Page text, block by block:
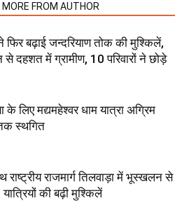
MORE FROM AUTHOR
फिर बढ़ाई जन्दरियाण तोक की मुश्किलें,
दहशत में ग्रामीण, 10 परिवारों ने छोड़े
के लिए मद्यमहेश्वर धाम यात्रा अग्रिम
स्थगित
राष्ट्रीय राजमार्ग तिलवाड़ा में भूस्खलन से
की बढ़ी मुश्किलें